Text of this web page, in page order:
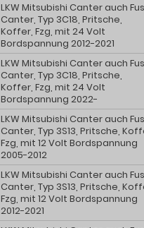
LKW Mitsubishi Canter auch
Canter, Typ 3C18, Pritsche,
Koffer, Fzg, mit 24 Volt
Bordspannung 2012-2021
LKW Mitsubishi Canter auch
Canter, Typ 3C18, Pritsche,
Koffer, Fzg, mit 24 Volt
Bordspannung 2022-
LKW Mitsubishi Canter auch
Canter, Typ 3S13, Pritsche,
Fzg, mit 12 Volt Bordspannung
2005-2012
LKW Mitsubishi Canter auch
Canter, Typ 3S13, Pritsche,
Fzg, mit 12 Volt Bordspannung
2012-2021